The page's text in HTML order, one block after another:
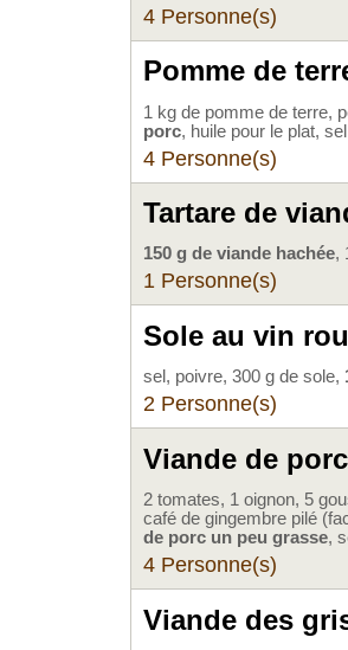
4 Personne(s)
Pomme de
1 kg de pomme de terre,
porc, huile pour le plat,
4 Personne(s)
Tartare de
150 g de viande hachée,
1 Personne(s)
Sole au vin
sel, poivre, 300 g de sole,
2 Personne(s)
Viande de
2 tomates, 1 oignon, 5
café de gingembre pilé
de porc un peu grasse,
4 Personne(s)
Viande des